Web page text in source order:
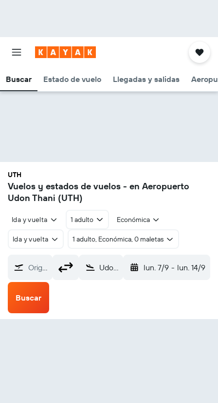
Buscar Estado de vuelo Llegadas y salidas
UTH
Vuelos y estados de vuelos - en Aeropuerto
Udon Thani (UTH)
Ida y vuelta 1 adulto Económica
Ida y vuelta 1 adulto, Económica, 0 maletas
Origen Udon Thani (UTH) lun. 7/9 - lun. 14/9
Buscar